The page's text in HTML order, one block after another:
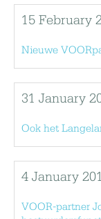
15 February
Nieuwe
31 January
Ook het
4 January
VOOR-partner